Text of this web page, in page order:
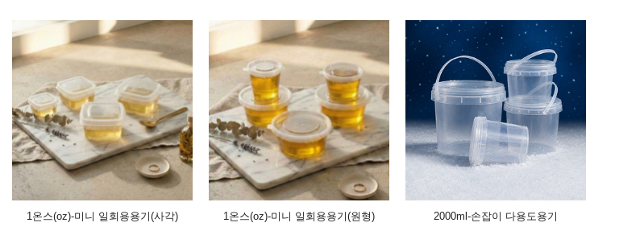
1온스(oz)-미니 일회용용기(사각) 1온스(oz)-미니 일회용용기(원형) 2000ml-손잡이 다용도용기